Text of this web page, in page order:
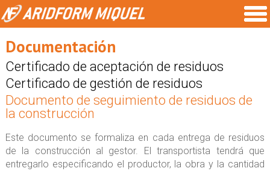
Documentación
Certificado de aceptación de residuos
Certificado de gestión de residuos
Documento de seguimiento de residuos de
la construcción
Este documento se formaliza en cada entrega de residuos
de la construcción al gestor. El transportista tendrá que
entregarlo especificando el productor, la obra y la cantidad